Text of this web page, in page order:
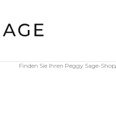
Finden Sie Ihren Peggy Sage-Shop